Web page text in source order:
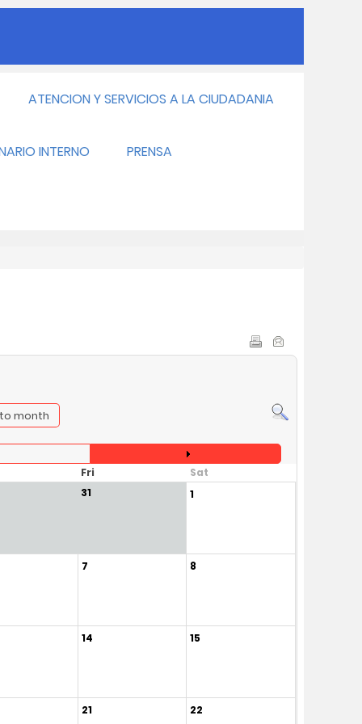
ATENCION Y SERVICIOS A LA CIUDADANIA
INTERNO PRENSA
month
Fri
Sat
31
1
7 8
14 15
21 22